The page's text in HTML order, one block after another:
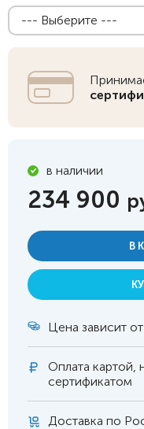
--- Выберите ---
в наличии
234 900
В
Цена зависит
Оплата картой,
сертификатом
Доставка по